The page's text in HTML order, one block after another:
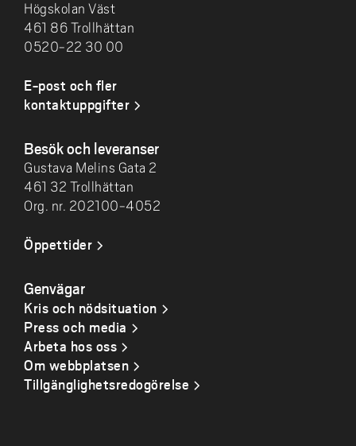
Högskolan Väst
461 86 Trollhättan
0520-22 30 00
E-post och fler
kontaktuppgifter
Besök och leveranser
Gustava Melins Gata 2
461 32 Trollhättan
Org. nr. 202100-4052
Öppettider
Genvägar
Kris och nödsituation
Press och media
Arbeta hos oss
Om webbplatsen
Tillgänglighetsredogörelse